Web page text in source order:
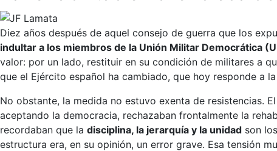
Diez años después de aquel consejo de guerra que los
indultar a los miembros de la Unión Militar Democrática
valor: por un lado, restituir en su condición de militares a
que el Ejército español ha cambiado, que hoy responde a
No obstante, la medida no estuvo exenta de resistencias.
aceptando la democracia, rechazaban frontalmente la
recordaban que la disciplina, la jerarquía y la unidad son
estructura era, en su opinión, un error grave. Esa tensión